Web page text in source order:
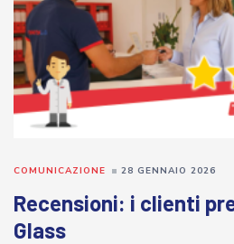
Recensioni: i clienti
Glass
COMUNICAZIONE 28 GENNAIO 2026